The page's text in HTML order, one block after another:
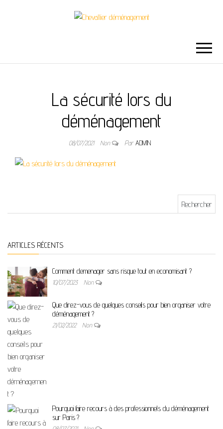
DÉMÉNAGEMENT
La sécurité lors du
déménagement
08/07/2021 Non ParADMIN
ARTICLES RÉCENTS
Comment demenager sans risque tout en economisant ?
10/07/2023 Non
Que direz-vous de quelques conseils pour bien organiser votre
déménagement ?
21/02/2022 Non
Pourquoi faire recours à des professionnels du déménagement
sur Paris ?